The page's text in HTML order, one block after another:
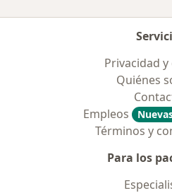
Privacidad
Quiénes
Empleos
Términos y
Para los